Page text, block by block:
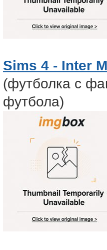
Sims 4 - Inter
(футболка с
футбола)